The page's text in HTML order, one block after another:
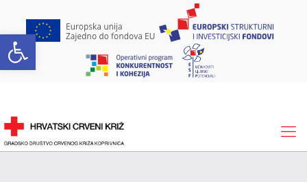
Open toolbar